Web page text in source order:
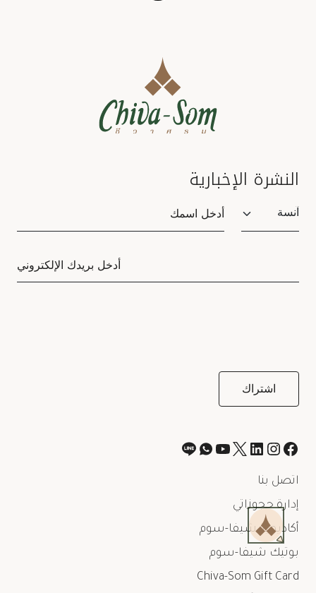
اتصل بنا
إدارة حجوزاتي
أكاديمية شيفا-سوم
بوتيك شيفا-سوم
Chiva-Som Gift Card
النشرة الإخبارية
Salutation